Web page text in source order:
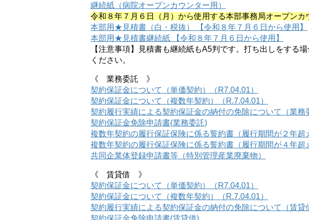
継続紙（病院オープンカウンター用）
令和８年７月６日（月）から使用する本部事務局オープンカ
本部用★見積書（白・税抜） 【令和８年７月６日から使用】
本部用★見積書継続紙 【令和８年７月６日から使用】
【注意事項】見積書も継続紙もA5判です。打ち出しをする
ください。
《 業務委託 》
契約保証金について（単価契約）（R7.04.01）
契約保証金について（複数年契約）（R.7.04.01）
契約履行実績による契約保証金の納付の免除について（業務
契約保証金免除申請書(業務委託)
複数年契約の履行保証保険に係る誓約書（履行期間が２年超
複数年契約の履行保証保険に係る誓約書（履行期間が４年超
共同企業体登録申請書等（特別管理産業廃棄物）
《 賃貸借 》
契約保証金について（単価契約）（R7.04.01）
契約保証金について（複数年契約）（R.7.04.01）
契約履行実績による契約保証金の納付の免除について（賃貸
契約保証金免除申請書(賃貸借)